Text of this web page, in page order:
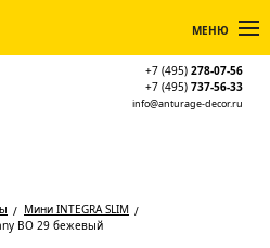
МЕНЮ
+7 (495) 278-07-56
+7 (495) 737-56-33
info@anturage-decor.ru
Мини INTEGRA SLIM
ВО 29 бежевый